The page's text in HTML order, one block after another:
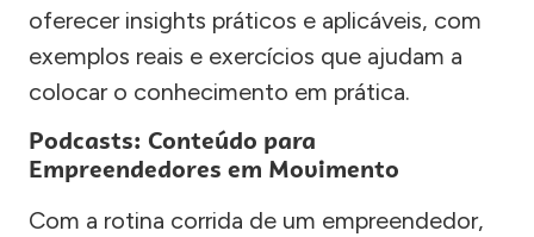
oferecer insights práticos e aplicáveis, com
exemplos reais e exercícios que ajudam a
colocar o conhecimento em prática.
Podcasts: Conteúdo para
Empreendedores em Movimento
Com a rotina corrida de um empreendedor,